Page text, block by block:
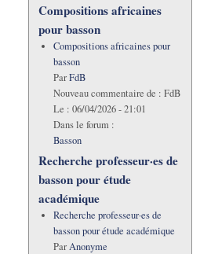
Compositions africaines
pour basson
Compositions africaines pour
basson
ParFdB
Nouveau commentaire de : FdB
Le : 06/04/2026 - 21:01
Dans le forum :
Basson
Recherche professeur·es de
basson pour étude
académique
Recherche professeur·es de
basson pour étude académique
ParAnonyme